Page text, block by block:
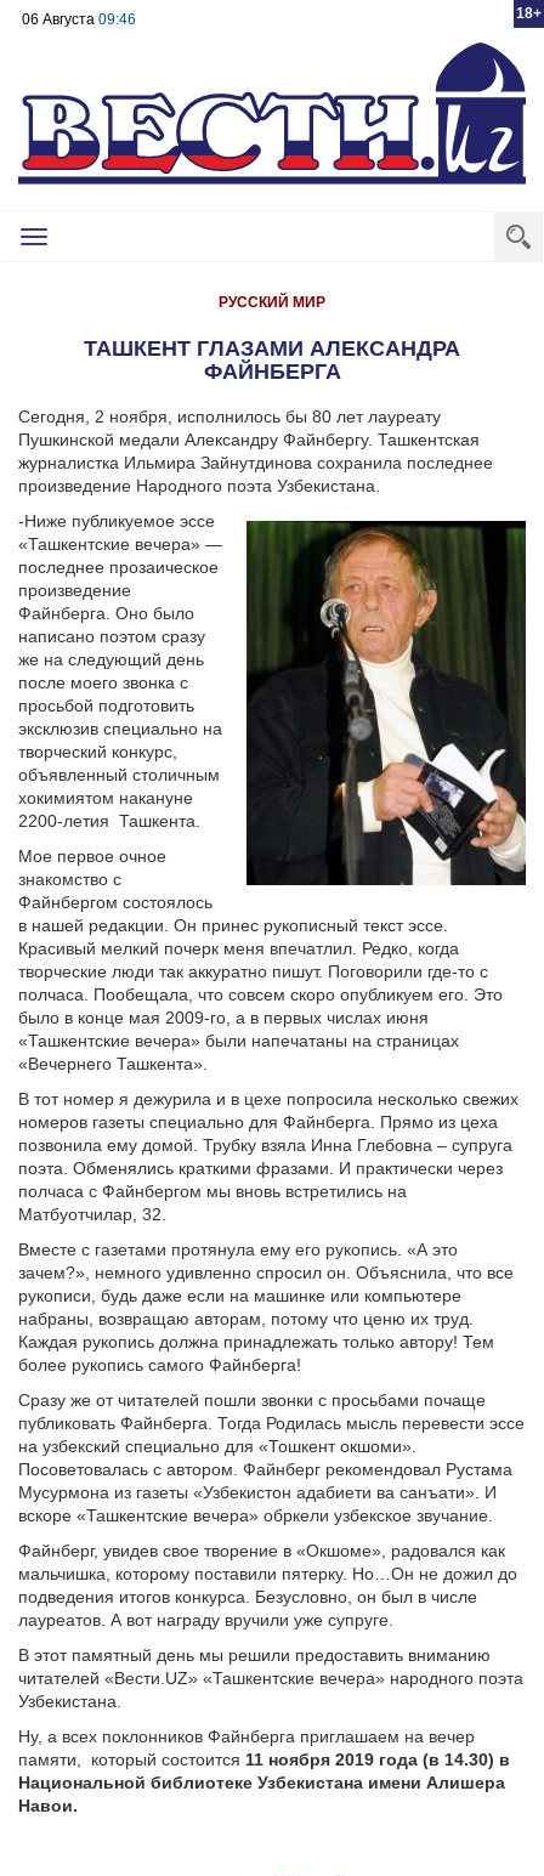
18+
06 Августа 09:46
Toggle
РУССКИЙ МИР
ТАШКЕНТ ГЛАЗАМИ АЛЕКСАНДРА
ФАЙНБЕРГА
Сегодня, 2 ноября, исполнилось бы 80 лет лауреату
Пушкинской медали Александру Файнбергу. Ташкентская
журналистка Ильмира Зайнутдинова сохранила последнее
произведение Народного поэта Узбекистана.
-Ниже публикуемое эссе
«Ташкентские вечера» —
последнее прозаическое
произведение
Файнберга. Оно было
написано поэтом сразу
же на следующий день
после моего звонка с
просьбой подготовить
эксклюзив специально на
творческий конкурс,
объявленный столичным
хокимиятом накануне
2200-летия Ташкента.
Мое первое очное
знакомство с
Файнбергом состоялось
в нашей редакции. Он принес рукописный текст эссе.
Красивый мелкий почерк меня впечатлил. Редко, когда
творческие люди так аккуратно пишут. Поговорили где-то с
полчаса. Пообещала, что совсем скоро опубликуем его. Это
было в конце мая 2009-го, а в первых числах июня
«Ташкентские вечера» были напечатаны на страницах
«Вечернего Ташкента».
В тот номер я дежурила и в цехе попросила несколько свежих
номеров газеты специально для Файнберга. Прямо из цеха
позвонила ему домой. Трубку взяла Инна Глебовна – супруга
поэта. Обменялись краткими фразами. И практически через
полчаса с Файнбергом мы вновь встретились на
Матбуотчилар, 32.
Вместе с газетами протянула ему его рукопись. «А это
зачем?», немного удивленно спросил он. Объяснила, что все
рукописи, будь даже если на машинке или компьютере
набраны, возвращаю авторам, потому что ценю их труд.
Каждая рукопись должна принадлежать только автору! Тем
более рукопись самого Файнберга!
Сразу же от читателей пошли звонки с просьбами почаще
публиковать Файнберга. Тогда Родилась мысль перевести эссе
на узбекский специально для «Тошкент окшоми».
Посоветовалась с автором. Файнберг рекомендовал Рустама
Мусурмона из газеты «Узбекистон адабиети ва санъати». И
вскоре «Ташкентские вечера» обркели узбекское звучание.
Файнберг, увидев свое творение в «Окшоме», радовался как
мальчишка, которому поставили пятерку. Но…Он не дожил до
подведения итогов конкурса. Безусловно, он был в числе
лауреатов. А вот награду вручили уже супруге.
В этот памятный день мы решили предоставить вниманию
читателей «Вести.UZ» «Ташкентские вечера» народного поэта
Узбекистана.
Ну, а всех поклонников Файнберга приглашаем на вечер
памяти, который состоится 11 ноября 2019 года (в 14.30) в
Национальной библиотеке Узбекистана имени Алишера
Навои.